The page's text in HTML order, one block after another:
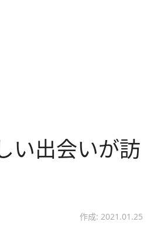
い出会いが訪
作成: 2021.01.25